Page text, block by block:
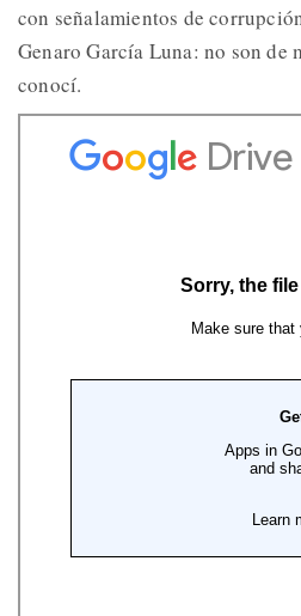
con señalamientos de
Genaro García Luna: no son
conocí.